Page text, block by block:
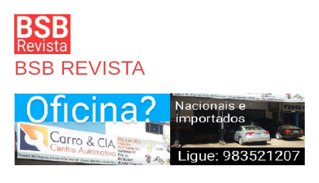
para
conteúdo
BSB REVISTA